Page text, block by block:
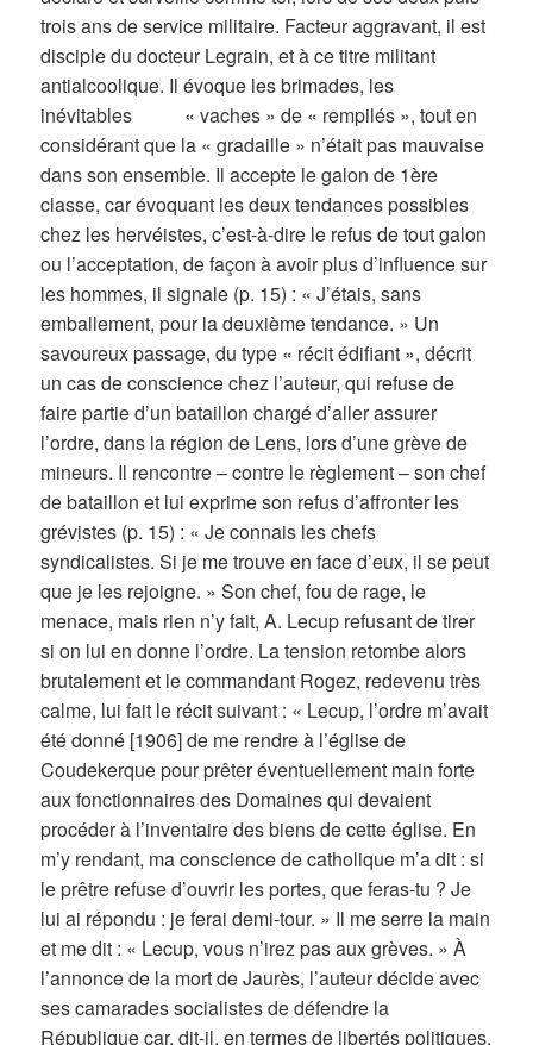
trois ans de service militaire. Facteur aggravant, il est
disciple du docteur Legrain, et à ce titre militant
antialcoolique. Il évoque les brimades, les
inévitables « vaches » de « rempilés », tout en
considérant que la « gradaille » n’était pas mauvaise
dans son ensemble. Il accepte le galon de 1ère
classe, car évoquant les deux tendances possibles
chez les hervéistes, c’est-à-dire le refus de tout galon
ou l’acceptation, de façon à avoir plus d’influence sur
les hommes, il signale (p. 15) : « J’étais, sans
emballement, pour la deuxième tendance. » Un
savoureux passage, du type « récit édifiant », décrit
un cas de conscience chez l’auteur, qui refuse de
faire partie d’un bataillon chargé d’aller assurer
l’ordre, dans la région de Lens, lors d’une grève de
mineurs. Il rencontre – contre le règlement – son chef
de bataillon et lui exprime son refus d’affronter les
grévistes (p. 15) : « Je connais les chefs
syndicalistes. Si je me trouve en face d’eux, il se peut
que je les rejoigne. » Son chef, fou de rage, le
menace, mais rien n’y fait, A. Lecup refusant de tirer
si on lui en donne l’ordre. La tension retombe alors
brutalement et le commandant Rogez, redevenu très
calme, lui fait le récit suivant : « Lecup, l’ordre m’avait
été donné [1906] de me rendre à l’église de
Coudekerque pour prêter éventuellement main forte
aux fonctionnaires des Domaines qui devaient
procéder à l’inventaire des biens de cette église. En
m’y rendant, ma conscience de catholique m’a dit : si
le prêtre refuse d’ouvrir les portes, que feras-tu ? Je
lui ai répondu : je ferai demi-tour. » Il me serre la main
et me dit : « Lecup, vous n’irez pas aux grèves. » À
l’annonce de la mort de Jaurès, l’auteur décide avec
ses camarades socialistes de défendre la
République car, dit-il, en termes de libertés politiques,